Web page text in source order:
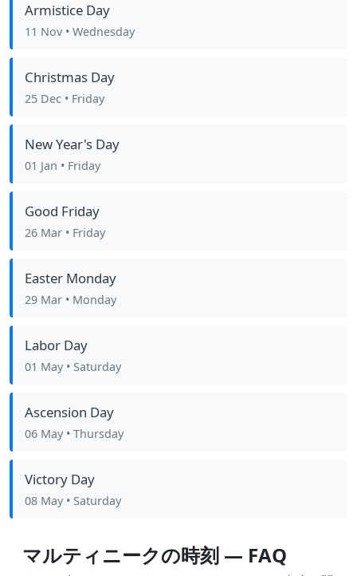
Armistice Day
11 Nov • Wednesday
Christmas Day
25 Dec • Friday
New Year's Day
01 Jan • Friday
Good Friday
26 Mar • Friday
Easter Monday
29 Mar • Monday
Labor Day
01 May • Saturday
Ascension Day
06 May • Thursday
Victory Day
08 May • Saturday
マルティニークの時刻 — FAQ